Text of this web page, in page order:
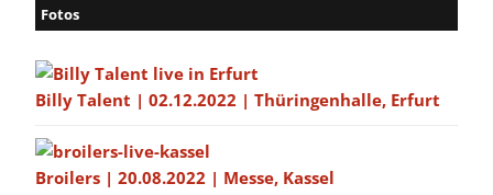
Fotos
Billy Talent | 02.12.2022 | Thüringenhalle, Erfurt
Broilers | 20.08.2022 | Messe, Kassel